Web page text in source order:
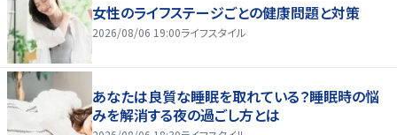
女性のライフステージごとの健康問題と対策
2026/08/06 19:00ライフスタイル
あなたは良質な睡眠を取れている？睡眠時の悩
みを解消する夜の過ごし方とは